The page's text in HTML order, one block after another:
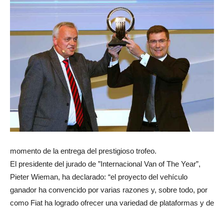
momento de la entrega del prestigioso trofeo.
El presidente del jurado de ”Internacional Van of The Year”,
Pieter Wieman, ha declarado: “el proyecto del vehículo
ganador ha convencido por varias razones y, sobre todo, por
como Fiat ha logrado ofrecer una variedad de plataformas y de